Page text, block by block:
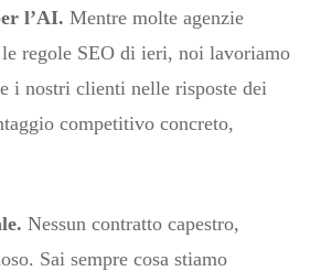
l’AI. Mentre molte agenzie
le regole SEO di ieri, noi lavoriamo
i nostri clienti nelle risposte dei
competitivo concreto,
Nessun contratto capestro,
Sai sempre cosa stiamo